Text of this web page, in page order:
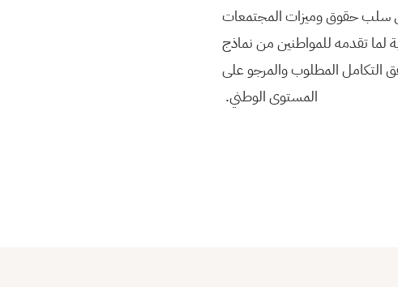
سلب حقوق وميزات المجتمعات
لما تقدمه للمواطنين من نماذج
التكامل المطلوب والمرجو على
المستوى الوطني.